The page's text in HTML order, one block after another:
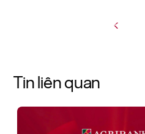
Tin liên quan